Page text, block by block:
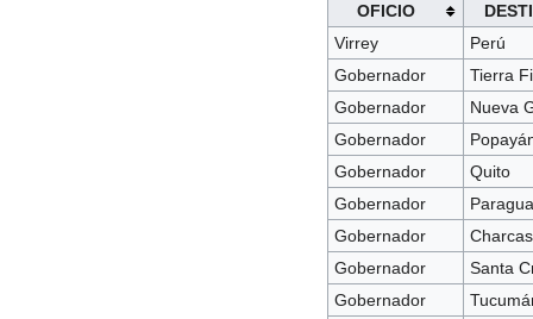
OFICIO
Virrey
Perú
Gobernador
Tierra
Gobernador
Nueva
Gobernador
Gobernador
Quito
Gobernador
Gobernador
Charcas
Gobernador
Santa
Gobernador